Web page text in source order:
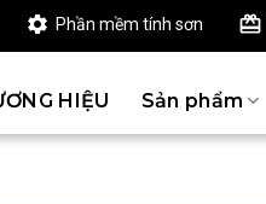
Phần mềm tính sơn
HIỆU Sản phẩm